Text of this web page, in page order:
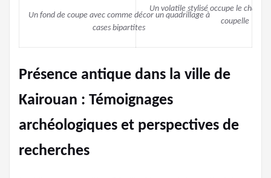
Un fond de coupe avec comme décor un quadrillage à
cases bipartites
Un volatile stylisé occupe le champ
coupelle
Présence antique dans la ville de
Kairouan : Témoignages
archéologiques et perspectives de
recherches